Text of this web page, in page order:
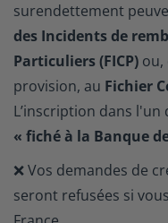
surendettement
des Incidents de
Particuliers (FICP) ou,
provision, au Fichier
L’inscription dans
« fiché à la Banque
❌ Vos demandes de
seront refusées si